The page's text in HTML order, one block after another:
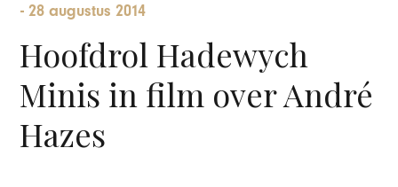
-28 augustus 2014
Hoofdrol Hadewych
Minis in film over André
Hazes